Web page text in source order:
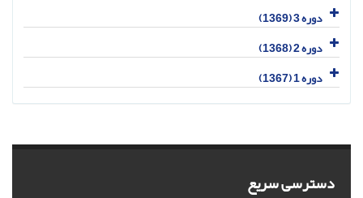
دوره 3 (1369)
دوره 2 (1368)
دوره 1 (1367)
دسترسی سریع